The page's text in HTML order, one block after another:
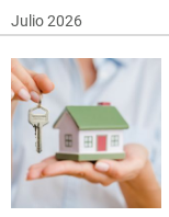
Julio 2026